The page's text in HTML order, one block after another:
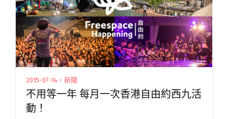
2015-07-14・新聞
不用等一年 每月一次香港自由約西九活
動！